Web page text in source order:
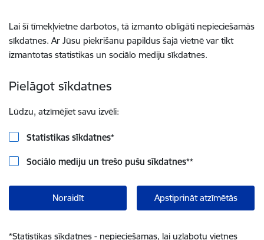
Lai šī tīmekļvietne darbotos, tā izmanto obligāti nepieciešamās
sīkdatnes. Ar Jūsu piekrišanu papildus šajā vietnē var tikt
izmantotas statistikas un sociālo mediju sīkdatnes.
Pielāgot sīkdatnes
Lūdzu, atzīmējiet savu izvēli:
Statistikas sīkdatnes*
Sociālo mediju un trešo pušu sīkdatnes**
Noraidīt Apstiprināt atzīmētās
*Statistikas sīkdatnes - nepieciešamas, lai uzlabotu vietnes